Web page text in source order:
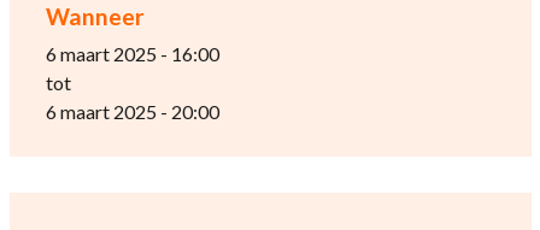
Wanneer
6 maart 2025 - 16:00
tot
6 maart 2025 - 20:00